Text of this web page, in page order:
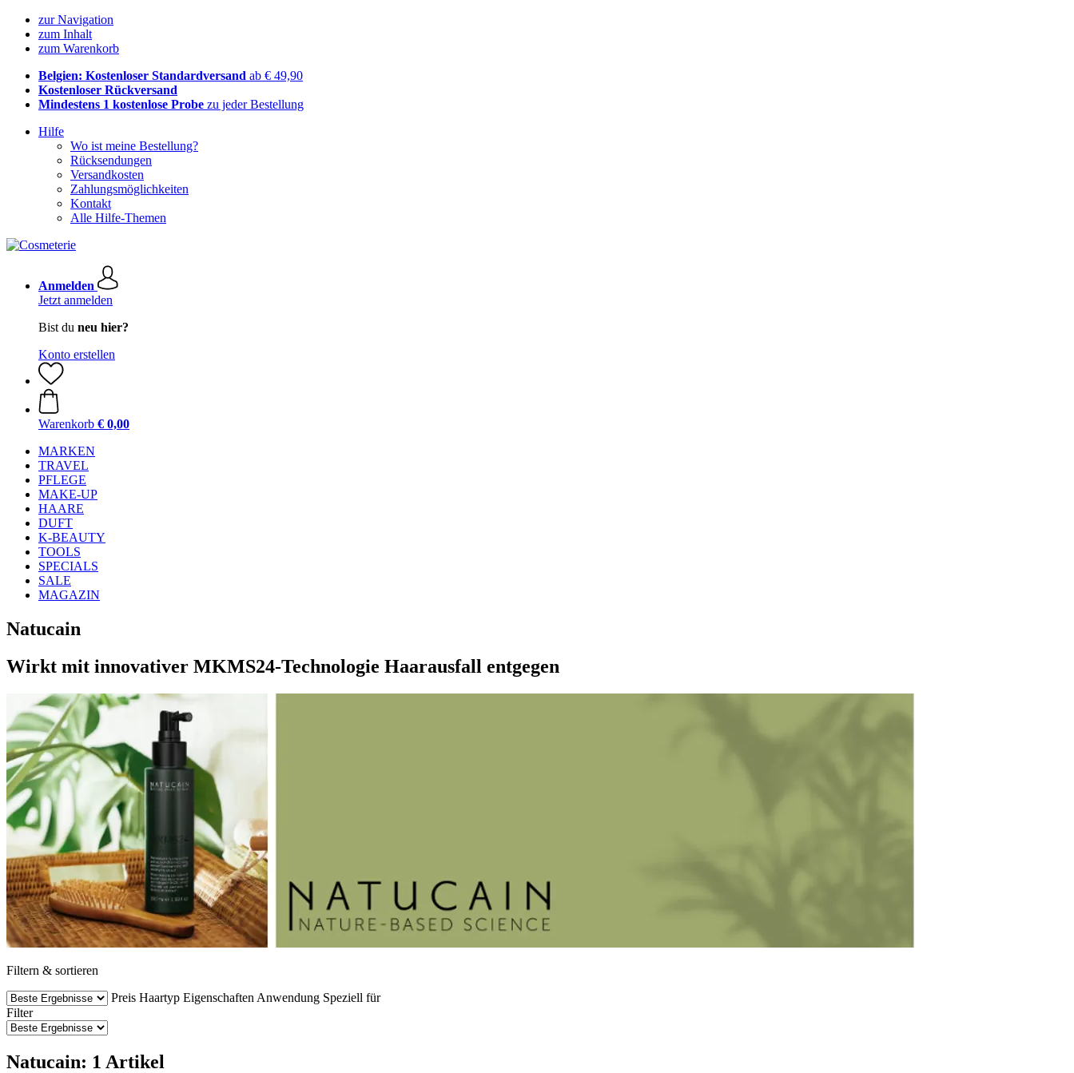
zur Navigation
zum Inhalt
zum Warenkorb
Belgien: Kostenloser Standardversand ab € 49,90
Kostenloser Rückversand
Mindestens 1 kostenlose Probe zu jeder Bestellung
Hilfe
Wo ist meine Bestellung?
Rücksendungen
Versandkosten
Zahlungsmöglichkeiten
Kontakt
Alle Hilfe-Themen
Anmelden
Jetzt anmelden
Bist du neu hier?
Konto erstellen
Warenkorb € 0,00
MARKEN
TRAVEL
PFLEGE
MAKE-UP
HAARE
DUFT
K-BEAUTY
TOOLS
SPECIALS
SALE
MAGAZIN
Natucain
Wirkt mit innovativer MKMS24-Technologie Haarausfall entgegen
Filtern & sortieren
Preis Haartyp Eigenschaften Anwendung Speziell für
Filter
Natucain: 1 Artikel